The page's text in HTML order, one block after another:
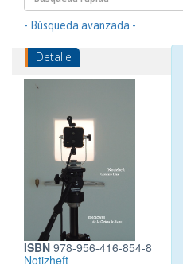
- Búsqueda avanzada -
Detalle
ISBN 978-956-416-854-8
Notizheft